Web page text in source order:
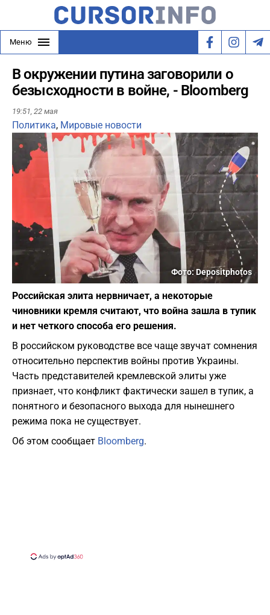
Меню
В окружении путина заговорили о
безысходности в войне, - Bloomberg
19:51, 22 мая
Политика, Мировые новости
Фото: Depositphotos
Российская элита нервничает, а некоторые
чиновники кремля считают, что война зашла в тупик
и нет четкого способа его решения.
В российском руководстве все чаще звучат сомнения
относительно перспектив войны против Украины.
Часть представителей кремлевской элиты уже
признает, что конфликт фактически зашел в тупик, а
понятного и безопасного выхода для нынешнего
режима пока не существует.
Об этом сообщает Bloomberg.